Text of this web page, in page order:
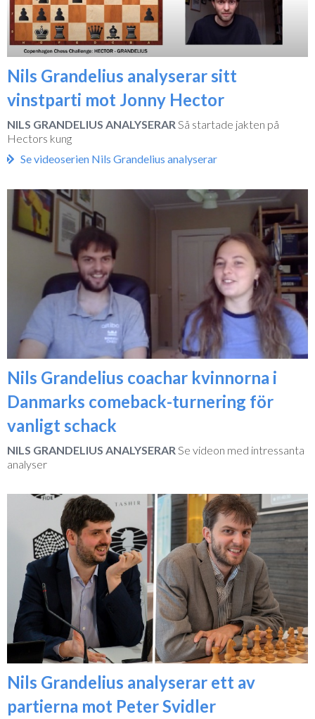
Nils Grandelius analyserar sitt
vinstparti mot Jonny Hector
NILS GRANDELIUS ANALYSERAR Så startade jakten på
Hectors kung
Se videoserien Nils Grandelius analyserar
Nils Grandelius coachar kvinnorna i
Danmarks comeback-turnering för
vanligt schack
NILS GRANDELIUS ANALYSERAR Se videon med intressanta
analyser
Nils Grandelius analyserar ett av
partierna mot Peter Svidler